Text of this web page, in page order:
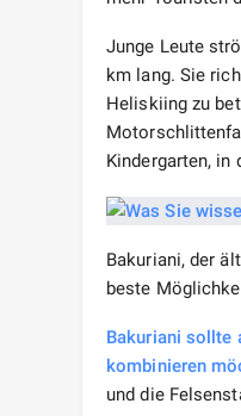
Junge Leute
km lang. Sie
Heliskiing zu
Kindergarten, in
Bakuriani, der
beste
Bakuriani sollte
kombinieren
und die